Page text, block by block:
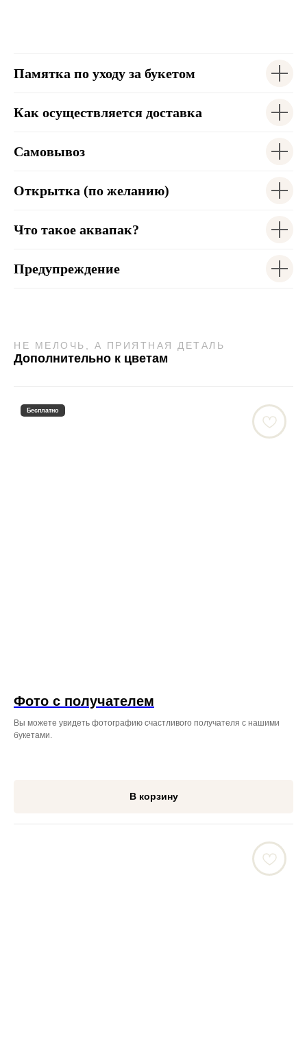
Памятка по уходу за букетом
Как осуществляется доставка
Самовывоз
Открытка (по желанию)
Что такое аквапак?
Предупреждение
НЕ МЕЛОЧЬ, А ПРИЯТНАЯ ДЕТАЛЬ
Дополнительно к цветам
Бесплатно
Фото с получателем
Вы можете увидеть фотографию счастливого получателя с нашими
букетами.
В корзину